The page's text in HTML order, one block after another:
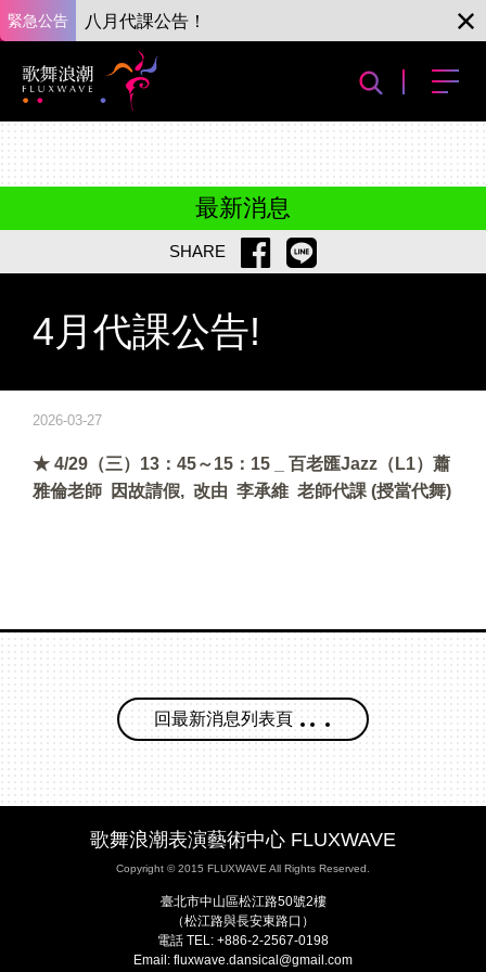
緊急公告 八月代課公告！
最新消息
SHARE
4月代課公告!
2026-03-27
★ 4/29（三）13：45～15：15 _ 百老匯Jazz（L1）蕭
雅倫老師 因故請假, 改由 李承維 老師代課 (授當代舞)
回最新消息列表頁
歌舞浪潮表演藝術中心 FLUXWAVE
Copyright © 2015 FLUXWAVE All Rights Reserved.
臺北市中山區松江路50號2樓
（松江路與長安東路口）
電話 TEL: +886-2-2567-0198
Email: fluxwave.dansical@gmail.com